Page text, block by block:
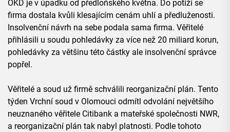
OKD je v úpadku od předloňského května. Do potíží se
firma dostala kvůli klesajícím cenám uhlí a předluženosti.
Insolvenční návrh na sebe podala sama firma. Věřitelé
přihlásili u soudu pohledávky za více než 20 miliard korun,
pohledávky za většinu této částky ale insolvenční správce
popřel.
Věřitelé a soud už firmě schválili reorganizační plán. Tento
týden Vrchní soud v Olomouci odmítl odvolání největšího
neuznaného věřitele Citibank a mateřské společnosti NWR,
a reorganizační plán tak nabyl platnosti. Podle tohoto